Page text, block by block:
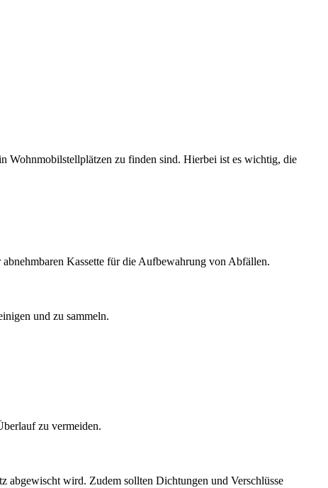
Wohnmobilstellplätzen zu finden sind. Hierbei ist es wichtig, die
Kassette für die Aufbewahrung von Abfällen.
und zu sammeln.
zu vermeiden.
abgewischt wird. Zudem sollten Dichtungen und Verschlüsse